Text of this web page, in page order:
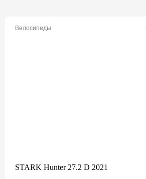
Велосипеды
STARK Hunter 27.2 D 2021